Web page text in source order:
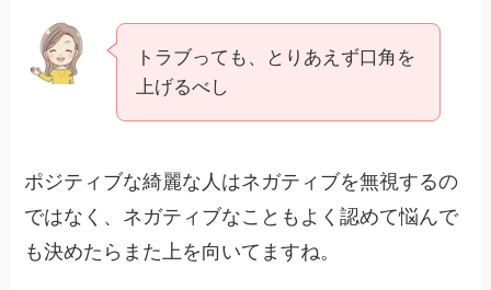
トラブっても、とりあえず口角を
上げるべし
ポジティブな綺麗な人はネガティブを無視するの
ではなく、ネガティブなこともよく認めて悩んで
も決めたらまた上を向いてますね。